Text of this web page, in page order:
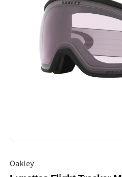
Oakley